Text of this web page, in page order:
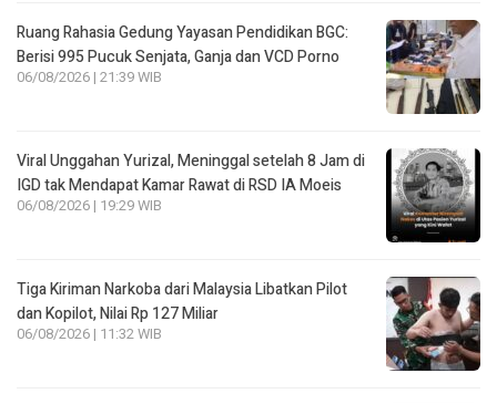
Ruang Rahasia Gedung Yayasan Pendidikan BGC:
Berisi 995 Pucuk Senjata, Ganja dan VCD Porno
06/08/2026 | 21:39 WIB
Viral Unggahan Yurizal, Meninggal setelah 8 Jam di
IGD tak Mendapat Kamar Rawat di RSD IA Moeis
06/08/2026 | 19:29 WIB
Tiga Kiriman Narkoba dari Malaysia Libatkan Pilot
dan Kopilot, Nilai Rp 127 Miliar
06/08/2026 | 11:32 WIB